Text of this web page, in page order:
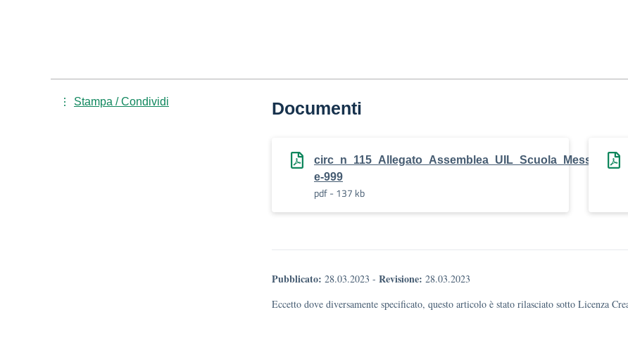
Documenti
e-999
pdf - 137 kb
Pubblicato: 28.03.2023 - Revisione: 28.03.2023
Eccetto dove diversamente specificato, questo articolo è stato rilasciato sotto Licenza
Stampa / Condividi